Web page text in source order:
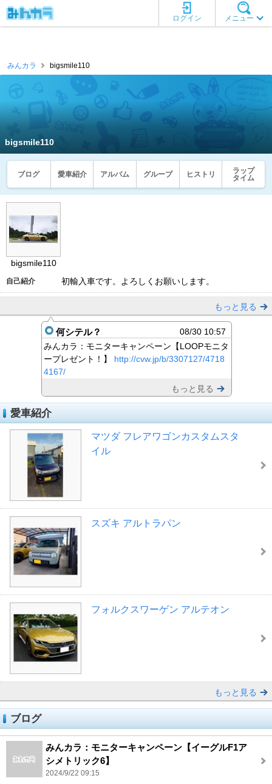
メニュー
ログイン
みんカラ bigsmile110
bigsmile110
ブログ 愛車紹介 アルバム グループ ヒストリ
ラップ
タイム
bigsmile110
自己紹介 初輸入車です。よろしくお願いします。
もっと見る
何シテル？
08/30 10:57
みんカラ：モニターキャンペーン【LOOPモニタ
ープレゼント！】 http://cvw.jp/b/3307127/4718
4167/
もっと見る
愛車紹介
マツダ フレアワゴンカスタムスタ
イル
スズキ アルトラパン
フォルクスワーゲン アルテオン
もっと見る
ブログ
みんカラ：モニターキャンペーン【イーグルF1ア
シメトリック6】
2024/9/22 09:15